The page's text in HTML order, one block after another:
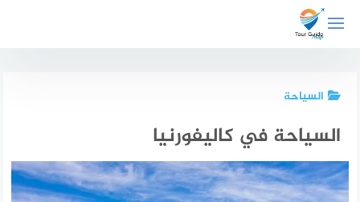
المحتوى
السياحة
السياحة في كاليفورنيا